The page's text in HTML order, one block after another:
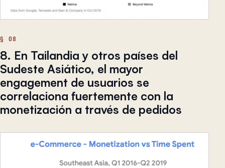
8. En Tailandia y otros países del
Sudeste Asiático, el mayor
engagement de usuarios se
correlaciona fuertemente con la
monetización a través de pedidos